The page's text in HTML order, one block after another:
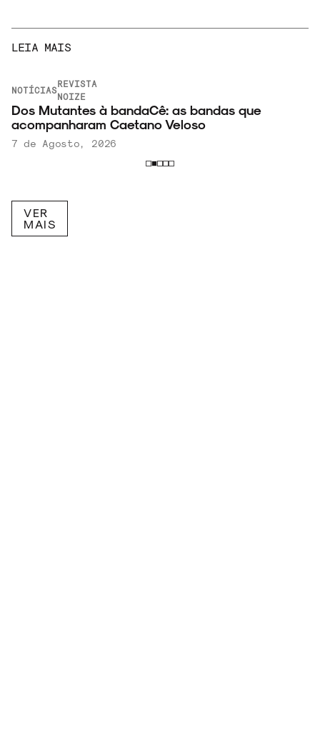
LEIA MAIS
NOTÍCIAS
REVISTA
NOIZE
Dos Mutantes à bandaCê: as bandas que
acompanharam Caetano Veloso
7 de Agosto, 2026
VER
MAIS